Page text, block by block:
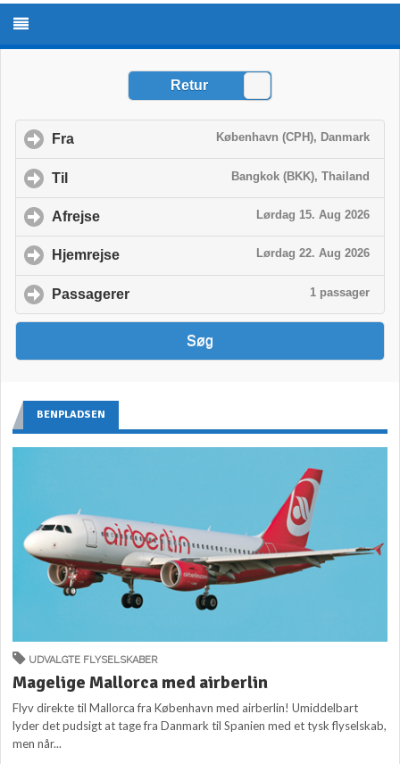
BENPLADSEN
UDVALGTE FLYSELSKABER
Magelige Mallorca med airberlin
Flyv direkte til Mallorca fra København med airberlin! Umiddelbart
lyder det pudsigt at tage fra Danmark til Spanien med et tysk flyselskab,
men når...